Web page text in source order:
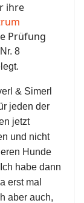
ihre
Prüfung
8
& Simerl
jeden der
jetzt
und nicht
Hunde
habe dann
erst mal
aber auch,